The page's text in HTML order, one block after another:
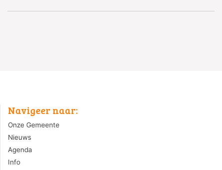
Navigeer naar:
Onze Gemeente
Nieuws
Agenda
Info